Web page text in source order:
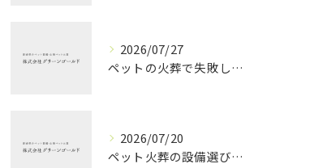
2026/07/27
ペットの火葬で失敗しない業者選択と後悔しないポイントを徹底解説
2026/07/20
ペット火葬の設備選びと愛媛県西条市で安心して見送るためのポイント